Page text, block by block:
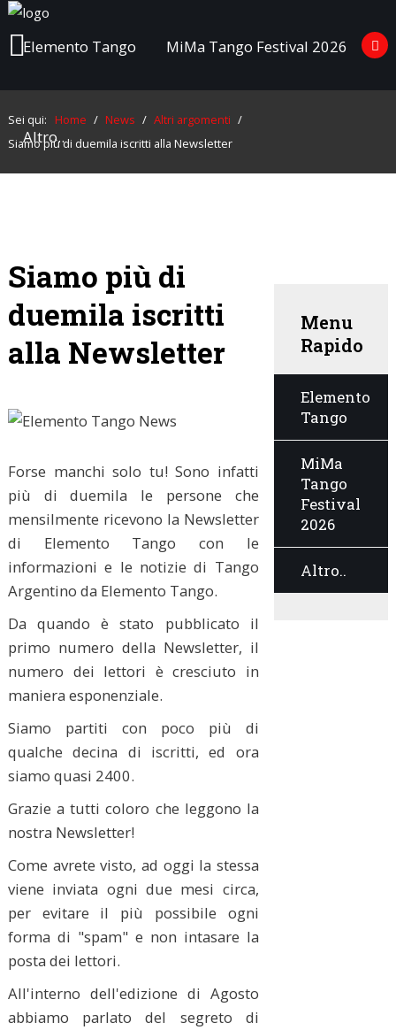
Elemento
MiMa
Cercanel Sito
Elemento Tango MiMa Tango Festival 2026
Altro..
Sei qui: Home / News / Altri argomenti /
Siamo più di duemila iscritti alla Newsletter
Siamo più di
duemila iscritti
alla Newsletter
Forse manchi solo tu! Sono infatti
più di duemila le persone che
mensilmente ricevono la Newsletter
di Elemento Tango con le
informazioni e le notizie di Tango
Argentino da Elemento Tango.
Da quando è stato pubblicato il
primo numero della Newsletter, il
numero dei lettori è cresciuto in
maniera esponenziale.
Siamo partiti con poco più di
qualche decina di iscritti, ed ora
siamo quasi 2400.
Grazie a tutti coloro che leggono la
nostra Newsletter!
Come avrete visto, ad oggi la stessa
viene inviata ogni due mesi circa,
per evitare il più possibile ogni
forma di "spam" e non intasare la
posta dei lettori.
All'interno dell'edizione di Agosto
abbiamo parlato del segreto di
Menu
Rapido
Elemento
Tango
MiMa
Tango
Festival
2026
Altro..